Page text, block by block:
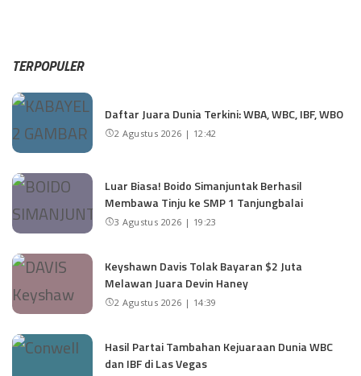
TERPOPULER
Daftar Juara Dunia Terkini: WBA, WBC, IBF, WBO
2 Agustus 2026 | 12:42
Luar Biasa! Boido Simanjuntak Berhasil
Membawa Tinju ke SMP 1 Tanjungbalai
3 Agustus 2026 | 19:23
Keyshawn Davis Tolak Bayaran $2 Juta
Melawan Juara Devin Haney
2 Agustus 2026 | 14:39
Hasil Partai Tambahan Kejuaraan Dunia WBC
dan IBF di Las Vegas